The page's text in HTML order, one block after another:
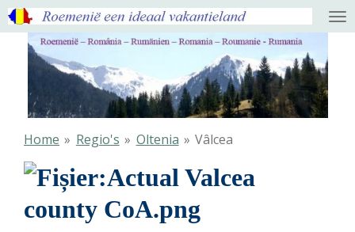
Ga
direct
naar
hoofdinhoud
Home » Regio's » Oltenia » Vâlcea